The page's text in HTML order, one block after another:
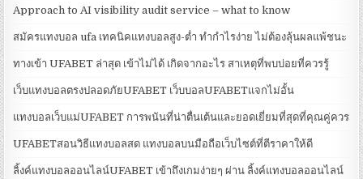
Approach to AI visibility audit service – what to know
สมัครแทงบอล ufa เทคนิคแทงบอลสูง-ต่ำ ทำกำไรง่าย ไม่ต้องลุ้นผลแพ้ชนะ
ทางเข้า UFABET ล่าสุด เข้าไม่ได้ เกิดจากอะไร สาเหตุที่พบบ่อยที่ควรรู้
เว็บแทงบอลตรงปลอดภัยUFABET เว็บบอลUFABETแจกไม่อั้น
แทงบอลเว็บแม่UFABET การพนันที่น่าตื่นเต้นและยอดเยี่ยมที่สุดที่คุณคู่ควร
UFABETสอนวิธีแทงบอลสด แทงบอลบนมือถือเว็บไซต์ที่ตีราคาให้ดี
ลิ้งค์แทงบอลออนไลน์UFABET เข้าถึงเกมง่ายๆ ผ่าน ลิ้งค์แทงบอลออนไลน์